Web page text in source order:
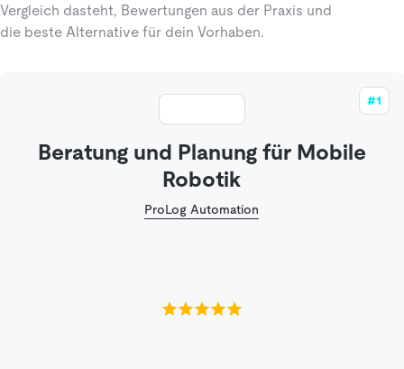
Vergleich dasteht, Bewertungen aus der Praxis und
die beste Alternative für dein Vorhaben.
#1
Beratung und Planung für Mobile
Robotik
ProLog Automation